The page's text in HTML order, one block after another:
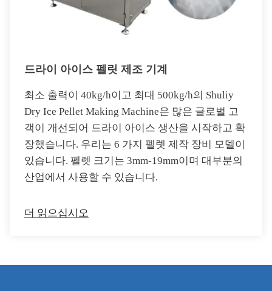
드라이 아이스 펠릿 제조 기계
최소 출력이 40kg/h이고 최대 500kg/h의 Shuliy
Dry Ice Pellet Making Machine은 많은 글로벌 고
객이 개선되어 드라이 아이스 생산을 시작하고 확
장했습니다. 우리는 6 가지 펠렛 제작 장비 모델이
있습니다. 펠렛 크기는 3mm-19mm이며 대부분의
산업에서 사용할 수 있습니다.
더 읽으십시오